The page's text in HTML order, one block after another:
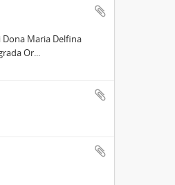
Maria Delfina
Or...